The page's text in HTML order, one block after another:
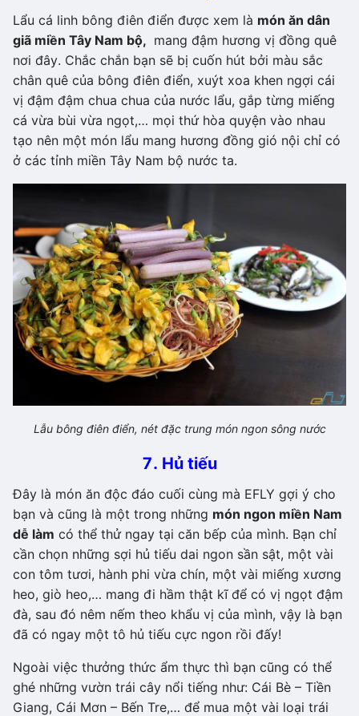
Lẩu cá linh bông điên điển được xem là món ăn dân
giã miền Tây Nam bộ, mang đậm hương vị đồng quê
nơi đây. Chắc chắn bạn sẽ bị cuốn hút bởi màu sắc
chân quê của bông điên điển, xuýt xoa khen ngợi cái
vị đậm đậm chua chua của nước lẩu, gắp từng miếng
cá vừa bùi vừa ngọt,… mọi thứ hòa quyện vào nhau
tạo nên một món lẩu mang hương đồng gió nội chỉ có
ở các tỉnh miền Tây Nam bộ nước ta.
Lẫu bông điên điển, nét đặc trung món ngon sông nước
7. Hủ tiếu
Đây là món ăn độc đáo cuối cùng mà EFLY gợi ý cho
bạn và cũng là một trong những món ngon miền Nam
dễ làm có thể thử ngay tại căn bếp của mình. Bạn chỉ
cần chọn những sợi hủ tiếu dai ngon sần sật, một vài
con tôm tươi, hành phi vừa chín, một vài miếng xương
heo, giò heo,… mang đi hầm thật kĩ để có vị ngọt đậm
đà, sau đó nêm nếm theo khẩu vị của mình, vậy là bạn
đã có ngay một tô hủ tiếu cực ngon rồi đấy!
Ngoài việc thưởng thức ẩm thực thì bạn cũng có thể
ghé những vườn trái cây nổi tiếng như: Cái Bè – Tiền
Giang, Cái Mơn – Bến Tre,… để mua một vài loại trái